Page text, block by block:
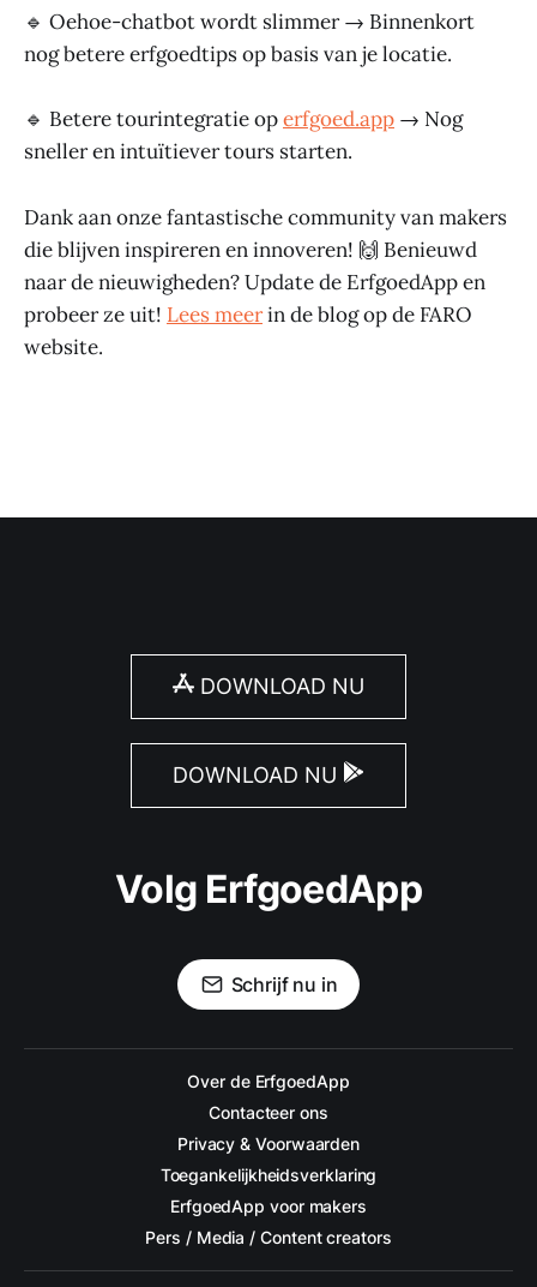
🔹 Oehoe-chatbot wordt slimmer → Binnenkort
nog betere erfgoedtips op basis van je locatie.
🔹 Betere tourintegratie operfgoed.app → Nog
sneller en intuïtiever tours starten.
Dank aan onze fantastische community van makers
die blijven inspireren en innoveren! 🙌 Benieuwd
naar de nieuwigheden? Update de ErfgoedApp en
probeer ze uit! Lees meerin de blog op de FARO
website.
DOWNLOAD NU
DOWNLOAD NU
Volg ErfgoedApp
Schrijf nu in
Over de ErfgoedApp
Contacteer ons
Privacy & Voorwaarden
Toegankelijkheidsverklaring
ErfgoedApp voor makers
Pers / Media / Content creators